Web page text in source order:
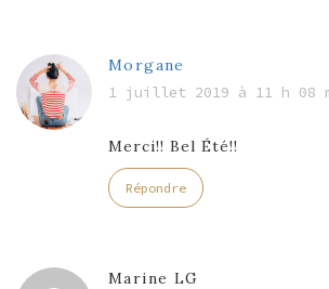
Morgane
1 juillet 2019 à 11 h 08
Merci!! Bel Été!!
Répondre
Marine LG